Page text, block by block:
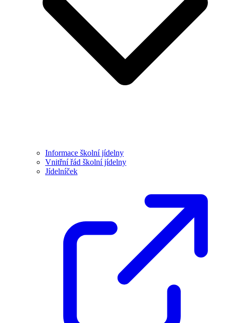
Informace školní jídelny
Vnitřní řád školní jídelny
Jídelníček